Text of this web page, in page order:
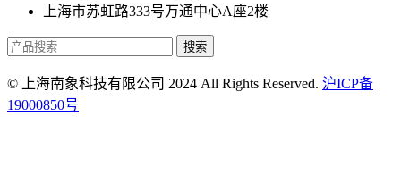
上海市苏虹路333号万通中心A座2楼
搜索
© 上海南象科技有限公司 2024 All Rights Reserved. 沪ICP备
19000850号